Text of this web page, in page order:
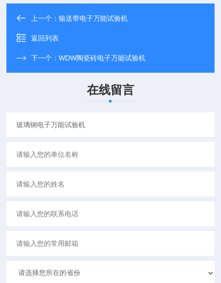
上一个：输送带电子万能试验机
返回列表
下一个：WDW陶瓷砖电子万能试验机
在线留言